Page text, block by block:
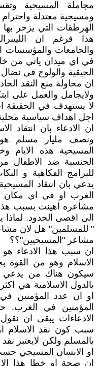
مجاملة المسيحية
ومسيحية معتدلة
الهرطقات التي يزخر
هذا فرغم ان
والجامعات والمؤسسات
في اي ميدان ياتي من
الحيقية والولوج في
ان محاولة منع النقد
ولايجامل والعمل على
لا يستهدف في الحقيقة
اجل اهداف سياسية
ان الادعاء بان انتقاد
ونصف مليار مسلم
المسيحية هذه الايام
الجنسية ضد الاطفال
للبرامج الفكاهية و
يدعي بان انتقاد
الغرب او في اي مكان
مشاعره اهينت بسبب هذا
الى اقصى الحدود. لماذا
" للمسلمين" هل لان
مشاعر "المسيحيين"؟؟
ان سبب هذا الادعاء
الاسلام وهو من القوة
سيكون هناك من يدعي
بالدول الاسلامية هي
او ان عدد المؤمنين
المؤمنين في الغرب.
الادعاءات يبقى ان نقول
سبب كون نقد الاسلام
بالمسلم ولكن لايعتبر
او الانسان المسيحي
ان صحة او خطا هذا